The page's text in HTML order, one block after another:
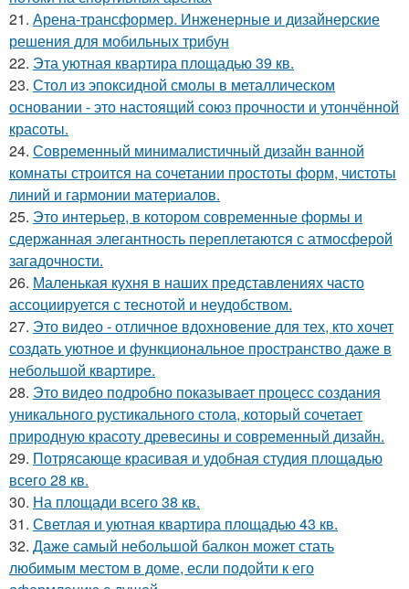
21. Арена-трансформер. Инженерные и дизайнерские
решения для мобильных трибун
22. Эта уютная квартира площадью 39 кв.
23. Стол из эпоксидной смолы в металлическом
основании - это настоящий союз прочности и утончённой
красоты.
24. Современный минималистичный дизайн ванной
комнаты строится на сочетании простоты форм, чистоты
линий и гармонии материалов.
25. Это интерьер, в котором современные формы и
сдержанная элегантность переплетаются с атмосферой
загадочности.
26. Маленькая кухня в наших представлениях часто
ассоциируется с теснотой и неудобством.
27. Это видео - отличное вдохновение для тех, кто хочет
создать уютное и функциональное пространство даже в
небольшой квартире.
28. Это видео подробно показывает процесс создания
уникального рустикального стола, который сочетает
природную красоту древесины и современный дизайн.
29. Потрясающе красивая и удобная студия площадью
всего 28 кв.
30. На площади всего 38 кв.
31. Светлая и уютная квартира площадью 43 кв.
32. Даже самый небольшой балкон может стать
любимым местом в доме, если подойти к его